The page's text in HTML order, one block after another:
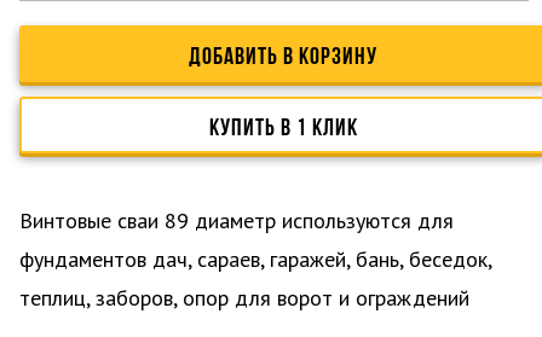
ДОБАВИТЬ В КОРЗИНУ
КУПИТЬ В 1 КЛИК
Винтовые сваи 89 диаметр используются для
фундаментов дач, сараев, гаражей, бань, беседок,
теплиц, заборов, опор для ворот и ограждений